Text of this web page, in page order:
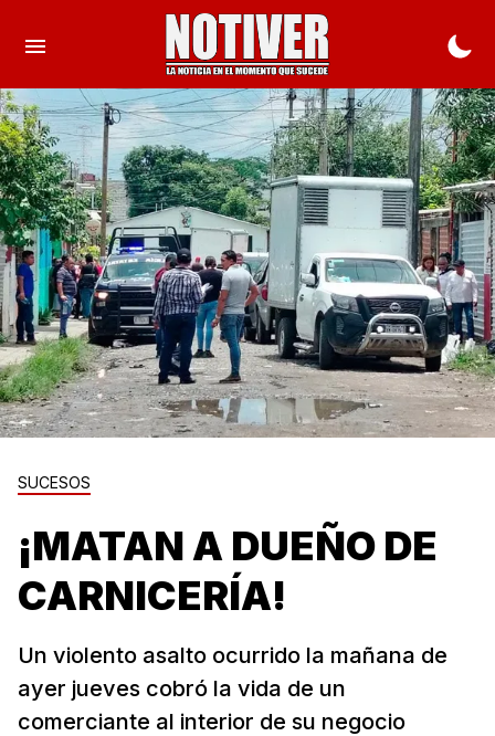
SUCESOS
¡MATAN A DUEÑO DE
CARNICERÍA!
Un violento asalto ocurrido la mañana de
ayer jueves cobró la vida de un
comerciante al interior de su negocio